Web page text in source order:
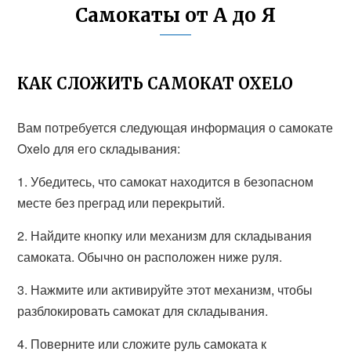
Самокаты от А до Я
КАК СЛОЖИТЬ САМОКАТ OXELO
Вам потребуется следующая информация о самокате
Oxelo для его складывания:
1. Убедитесь, что самокат находится в безопасном
месте без преград или перекрытий.
2. Найдите кнопку или механизм для складывания
самоката. Обычно он расположен ниже руля.
3. Нажмите или активируйте этот механизм, чтобы
разблокировать самокат для складывания.
4. Поверните или сложите руль самоката к